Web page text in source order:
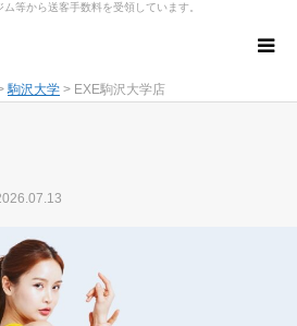
等から送客手数料を受領しています。
駒沢大学 > EXE駒沢大学店